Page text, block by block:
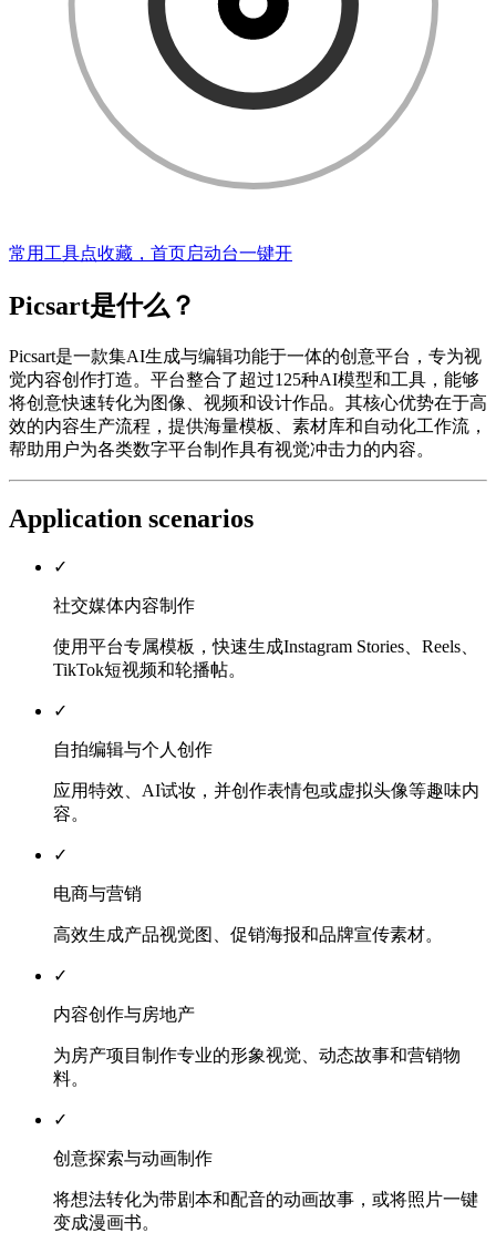
常用工具点收藏，首页启动台一键开
Picsart是什么？
Picsart是一款集AI生成与编辑功能于一体的创意平台，专为视
觉内容创作打造。平台整合了超过125种AI模型和工具，能够
将创意快速转化为图像、视频和设计作品。其核心优势在于高
效的内容生产流程，提供海量模板、素材库和自动化工作流，
帮助用户为各类数字平台制作具有视觉冲击力的内容。
Application scenarios
✓
社交媒体内容制作
使用平台专属模板，快速生成Instagram Stories、Reels、
TikTok短视频和轮播帖。
✓
自拍编辑与个人创作
应用特效、AI试妆，并创作表情包或虚拟头像等趣味内
容。
✓
电商与营销
高效生成产品视觉图、促销海报和品牌宣传素材。
✓
内容创作与房地产
为房产项目制作专业的形象视觉、动态故事和营销物
料。
✓
创意探索与动画制作
将想法转化为带剧本和配音的动画故事，或将照片一键
变成漫画书。